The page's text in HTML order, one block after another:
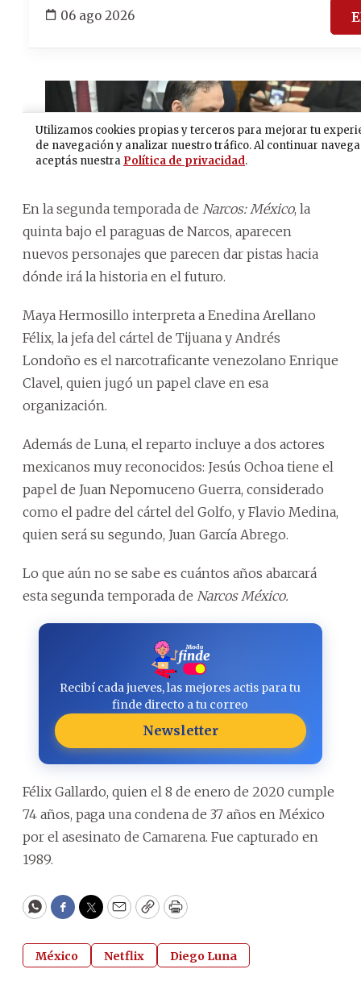
En la segunda temporada de Narcos: México, la
quinta bajo el paraguas de Narcos, aparecen
nuevos personajes que parecen dar pistas hacia
dónde irá la historia en el futuro.
Maya Hermosillo interpreta a Enedina Arellano
Félix, la jefa del cártel de Tijuana y Andrés
Londoño es el narcotraficante venezolano Enrique
Clavel, quien jugó un papel clave en esa
organización.
Además de Luna, el reparto incluye a dos actores
mexicanos muy reconocidos: Jesús Ochoa tiene el
papel de Juan Nepomuceno Guerra, considerado
como el padre del cártel del Golfo, y Flavio Medina,
quien será su segundo, Juan García Abrego.
Lo que aún no se sabe es cuántos años abarcará
esta segunda temporada de Narcos México.
Recibí cada jueves, las mejores actis para tu
finde directo a tu correo
Newsletter
Félix Gallardo, quien el 8 de enero de 2020 cumple
74 años, paga una condena de 37 años en México
por el asesinato de Camarena. Fue capturado en
1989.
WhatsApp
Facebook
Twitter
EmailCopyPrint
México Netflix Diego Luna